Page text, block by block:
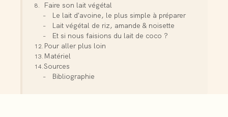
Faire son lait végétal
Le lait d'avoine, le plus simple à préparer
Lait végétal de riz, amande & noisette
Et si nous faisions du lait de coco ?
Pour aller plus loin
Matériel
Sources
Bibliographie